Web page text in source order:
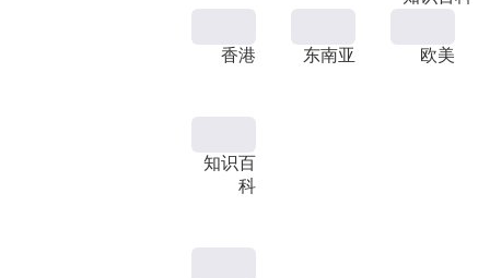
香港 东南亚 欧美
知识百
科